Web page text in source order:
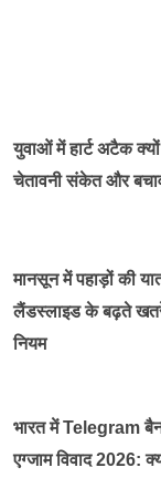
युवाओं में हार्ट अटैक
चेतावनी संकेत और
मानसून में पहाड़ों की
लैंडस्लाइड के बढ़ते
नियम
भारत में Telegram
एग्जाम विवाद 2026: